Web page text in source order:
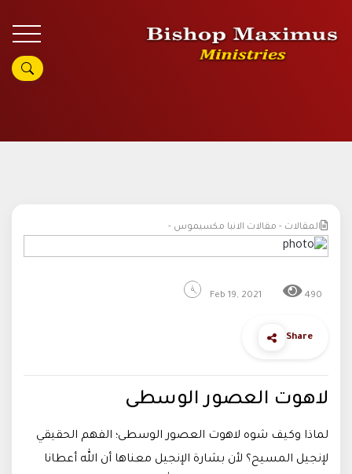
المقالات - مقالات الانبا مكسيموس -
Feb 19, 2021 490
Share
لاهوت العصور الوسطى
لماذا وكيف شوه لاهوت العصور الوسطى؛ الفهم الحقيقي
لإنجيل المسيح؟ لأن بشارة الإنجيل معناها أن الله أعطانا